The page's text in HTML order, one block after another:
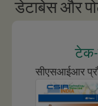
डेटाबेस और
टेक-
सीएसआईआर